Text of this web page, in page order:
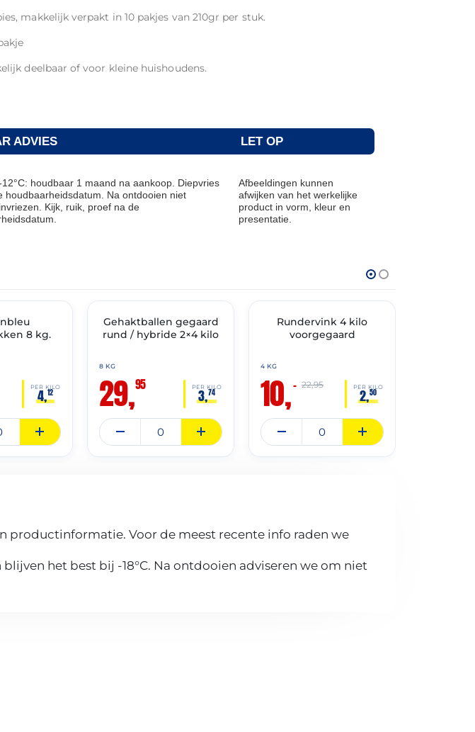
makkelijk verpakt in 10 pakjes van 210gr per stuk.
deelbaar of voor kleine huishoudens.
ADVIES LET OP
12°C: houdbaar 1 maand na aankoop. Diepvries
houdbaarheidsdatum. Na ontdooien niet
Kijk, ruik, proef na de
Afbeeldingen kunnen
afwijken van het werkelijke
product in vorm, kleur en
presentatie.
8 kg.
PER KILO
4,12
🔥 OP=OP
Gehaktballen gegaard
rund / hybride 2×4 kilo
8 KG
29,95 PER KILO
3,74
🔥 OP=OP
Rundervink 4 kilo
voorgegaard
4 KG
10,– PER KILO
2,50
22,95
productinformatie. Voor de meest recente info raden we
het best bij -18°C. Na ontdooien adviseren we om niet